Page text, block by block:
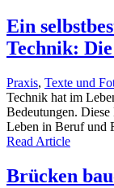
Ein
Technik:
Praxis, Texte und
Technik hat im
Bedeutungen.
Leben in Beruf und
Read Article
Brücken